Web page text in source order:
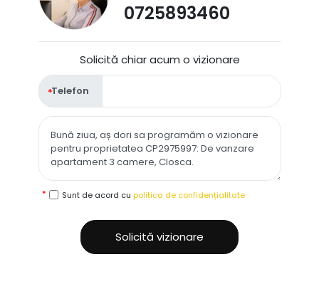
0725893460
Solicită chiar acum o vizionare
Telefon
Sunt de acord cu politica de confidențialitate
Solicită vizionare